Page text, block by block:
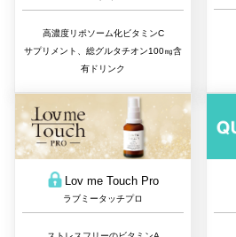
高濃度リポソーム化ビタミンC
サプリメント、総グルタチオン100㎎含
有ドリンク
Lov me Touch Pro
ラブミータッチプロ